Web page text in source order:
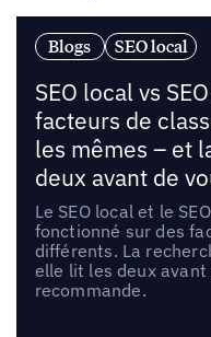
Blogs SEO local
SEO local vs
facteurs de
les mêmes – et
deux avant de
Le SEO local et le
fonctionné sur des
différents. La
elle lit les deux
recommande.